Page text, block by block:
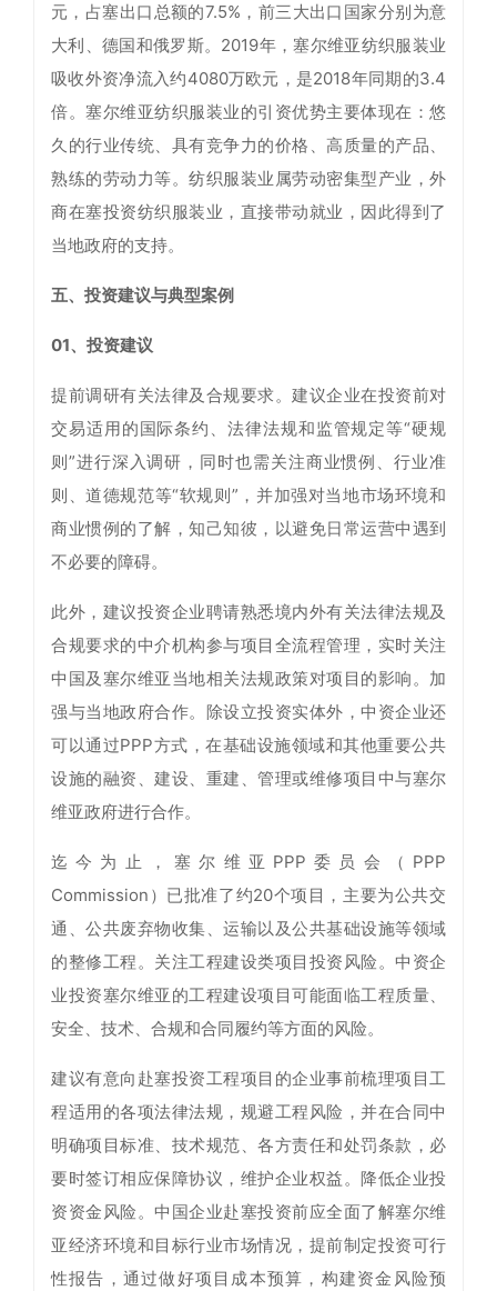
元，占塞出口总额的7.5%，前三大出口国家分别为意
大利、德国和俄罗斯。2019年，塞尔维亚纺织服装业
吸收外资净流入约4080万欧元，是2018年同期的3.4
倍。塞尔维亚纺织服装业的引资优势主要体现在：悠
久的行业传统、具有竞争力的价格、高质量的产品、
熟练的劳动力等。纺织服装业属劳动密集型产业，外
商在塞投资纺织服装业，直接带动就业，因此得到了
当地政府的支持。
五、投资建议与典型案例
01、投资建议
提前调研有关法律及合规要求。建议企业在投资前对
交易适用的国际条约、法律法规和监管规定等“硬规
则”进行深入调研，同时也需关注商业惯例、行业准
则、道德规范等“软规则”，并加强对当地市场环境和
商业惯例的了解，知己知彼，以避免日常运营中遇到
不必要的障碍。
此外，建议投资企业聘请熟悉境内外有关法律法规及
合规要求的中介机构参与项目全流程管理，实时关注
中国及塞尔维亚当地相关法规政策对项目的影响。加
强与当地政府合作。除设立投资实体外，中资企业还
可以通过PPP方式，在基础设施领域和其他重要公共
设施的融资、建设、重建、管理或维修项目中与塞尔
维亚政府进行合作。
迄今为止，塞尔维亚PPP委员会（PPP
Commission）已批准了约20个项目，主要为公共交
通、公共废弃物收集、运输以及公共基础设施等领域
的整修工程。关注工程建设类项目投资风险。中资企
业投资塞尔维亚的工程建设项目可能面临工程质量、
安全、技术、合规和合同履约等方面的风险。
建议有意向赴塞投资工程项目的企业事前梳理项目工
程适用的各项法律法规，规避工程风险，并在合同中
明确项目标准、技术规范、各方责任和处罚条款，必
要时签订相应保障协议，维护企业权益。降低企业投
资资金风险。中国企业赴塞投资前应全面了解塞尔维
亚经济环境和目标行业市场情况，提前制定投资可行
性报告，通过做好项目成本预算，构建资金风险预